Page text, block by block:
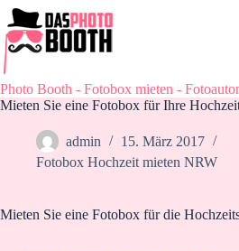
Zum
Inhalt
springen
Photo Booth - Fotobox mieten -
Mieten Sie eine Fotobox für Ihre
admin
15. März 2017
Fotobox Hochzeit mieten NRW
Mieten Sie eine Fotobox für die